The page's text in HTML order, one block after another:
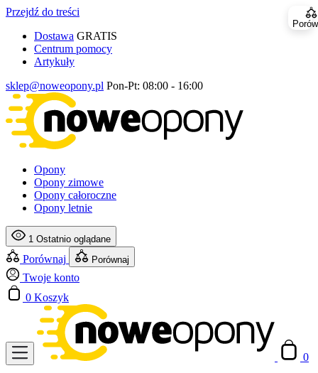
Przejdź do treści
Dostawa GRATIS
Centrum pomocy
Artykuły
sklep@noweopony.pl Pon-Pt: 08:00 - 16:00
Opony
Opony zimowe
Opony całoroczne
Opony letnie
1 Ostatnio oglądane
Porównaj Porównaj
Twoje konto
0 Koszyk
0